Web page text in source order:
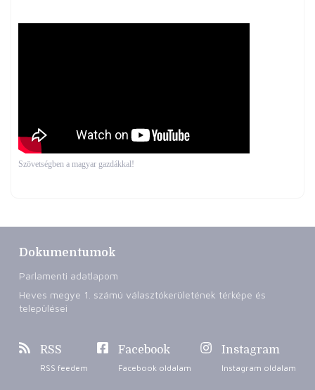
Szövetségben a magyar gazdákkal!
Dokumentumok
Parlamenti adatlapom
Heves megye 1. számú választókerületének térképe és
települései
RSS
RSS feedem
Facebook
Facebook oldalam
Instagram
Instagram oldalam